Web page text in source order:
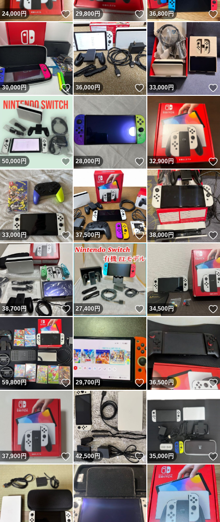
24,000円 いいね！
29,800円 いいね！
36,800円
30,000円 いいね！
36,000円 いいね！
33,000円
50,000円 いいね！
28,000円 いいね！
32,900円
33,000円 いいね！
37,500円 いいね！
38,000円
38,700円 いいね！
27,400円 いいね！
34,500円
59,800円 いいね！
29,700円 いいね！
36,500円
37,900円 いいね！
42,500円 いいね！
35,000円